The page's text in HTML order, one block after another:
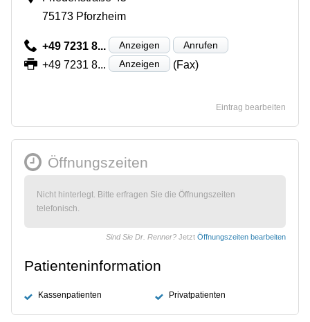
75173 Pforzheim
+49 7231 8... Anzeigen Anrufen
+49 7231 8... Anzeigen (Fax)
Eintrag bearbeiten
Öffnungszeiten
Nicht hinterlegt. Bitte erfragen Sie die Öffnungszeiten
telefonisch.
Sind Sie Dr. Renner? Jetzt Öffnungszeiten bearbeiten
Patienteninformation
Kassenpatienten Privatpatienten